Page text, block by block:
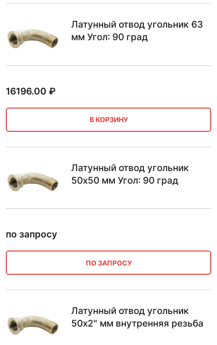
Латунный отвод угольник 63
мм Угол: 90 град
16196.00 ₽
В КОРЗИНУ
Латунный отвод угольник
50х50 мм Угол: 90 град
по запросу
ПО ЗАПРОСУ
Латунный отвод угольник
50х2" мм внутренняя резьба